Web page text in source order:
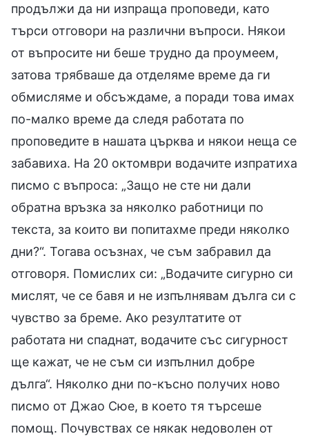
продължи да ни изпраща проповеди, като
търси отговори на различни въпроси. Някои
от въпросите ни беше трудно да проумеем,
затова трябваше да отделяме време да ги
обмисляме и обсъждаме, а поради това имах
по-малко време да следя работата по
проповедите в нашата църква и някои неща се
забавиха. На 20 октомври водачите изпратиха
писмо с въпроса: „Защо не сте ни дали
обратна връзка за няколко работници по
текста, за които ви попитахме преди няколко
дни?“. Тогава осъзнах, че съм забравил да
отговоря. Помислих си: „Водачите сигурно си
мислят, че се бавя и не изпълнявам дълга си с
чувство за бреме. Ако резултатите от
работата ни спаднат, водачите със сигурност
ще кажат, че не съм си изпълнил добре
дълга“. Няколко дни по-късно получих ново
писмо от Джао Сюе, в което тя търсеше
помощ. Почувствах се някак недоволен от